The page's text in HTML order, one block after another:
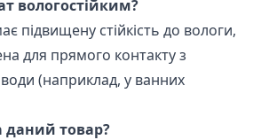
вологостійким?
підвищену стійкість до вологи,
для прямого контакту з
(наприклад, у ванних
даний товар?